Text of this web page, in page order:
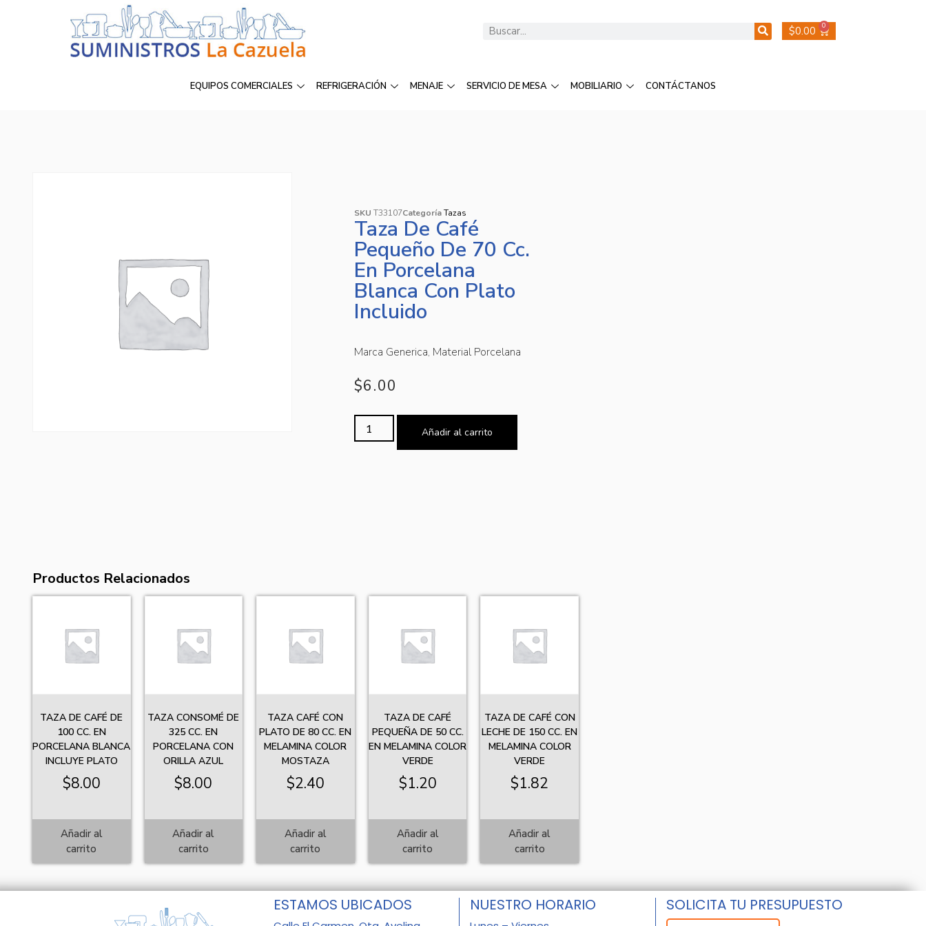
$0.00 0
EQUIPOS COMERCIALES REFRIGERACIÓN MENAJE SERVICIO DE MESA MOBILIARIO CONTÁCTANOS
SKU T33107Categoría Tazas
Taza De Café
Pequeño De 70 Cc.
En Porcelana
Blanca Con Plato
Incluido
Marca Generica, Material Porcelana
$6.00
Añadir al carrito
Productos Relacionados
TAZA DE CAFÉ DE
100 CC. EN
PORCELANA BLANCA
INCLUYE PLATO
$8.00
Añadir al
carrito
TAZA CONSOMÉ DE
325 CC. EN
PORCELANA CON
ORILLA AZUL
$8.00
Añadir al
carrito
TAZA CAFÉ CON
PLATO DE 80 CC. EN
MELAMINA COLOR
MOSTAZA
$2.40
Añadir al
carrito
TAZA DE CAFÉ
PEQUEÑA DE 50 CC.
EN MELAMINA COLOR
VERDE
$1.20
Añadir al
carrito
TAZA DE CAFÉ CON
LECHE DE 150 CC. EN
MELAMINA COLOR
VERDE
$1.82
Añadir al
carrito
ESTAMOS UBICADOS NUESTRO HORARIO SOLICITA TU PRESUPUESTO